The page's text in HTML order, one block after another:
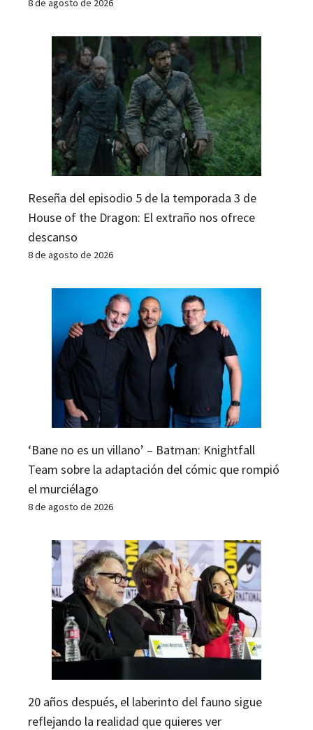
8 de agosto de 2026
Reseña del episodio 5 de la temporada 3 de
House of the Dragon: El extraño nos ofrece
descanso
8 de agosto de 2026
‘Bane no es un villano’ – Batman: Knightfall
Team sobre la adaptación del cómic que rompió
el murciélago
8 de agosto de 2026
20 años después, el laberinto del fauno sigue
reflejando la realidad que quieres ver